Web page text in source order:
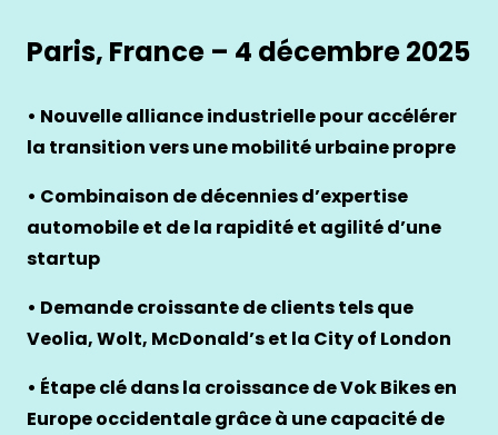
Paris, France – 4 décembre 2025
• Nouvelle alliance industrielle pour accélérer
la transition vers une mobilité urbaine propre
• Combinaison de décennies d’expertise
automobile et de la rapidité et agilité d’une
startup
• Demande croissante de clients tels que
Veolia, Wolt, McDonald’s et la City of London
• Étape clé dans la croissance de Vok Bikes en
Europe occidentale grâce à une capacité de